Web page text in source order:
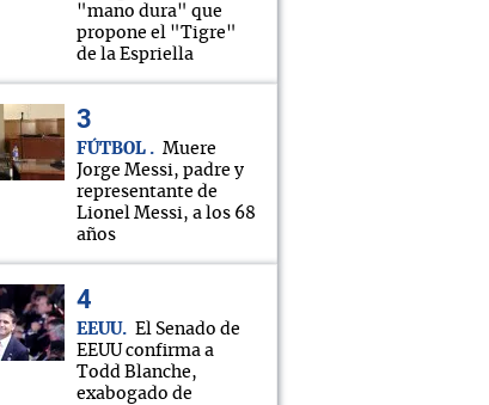
"mano dura" que
propone el "Tigre"
de la Espriella
FÚTBOL
Muere
Jorge Messi, padre y
representante de
Lionel Messi, a los 68
años
EEUU
El Senado de
EEUU confirma a
Todd Blanche,
exabogado de